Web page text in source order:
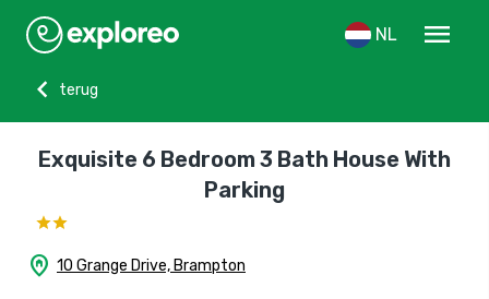
NL
menu
chevron_left
terug
Exquisite 6 Bedroom 3 Bath House With
Parking
home_pin 10 Grange Drive, Brampton